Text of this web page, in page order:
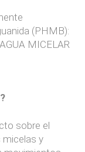
(PHMB):
MICELAR
sobre el
micelas y